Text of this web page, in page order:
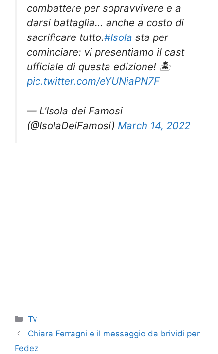
combattere per sopravvivere e a
darsi battaglia… anche a costo di
sacrificare tutto.#Isola sta per
cominciare: vi presentiamo il cast
ufficiale di questa edizione! 🏝
pic.twitter.com/eYUNiaPN7F
— L’Isola dei Famosi
(@IsolaDeiFamosi) March 14, 2022
Categorie
Tv
Chiara Ferragni e il messaggio da brividi per
Fedez